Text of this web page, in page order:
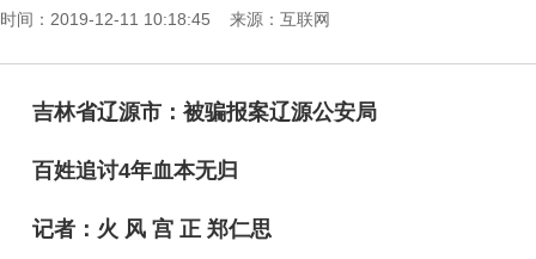
时间：2019-12-11 10:18:45 来源： 互联网
吉林省辽源市： 被骗报案辽源公安局
百姓追讨4年血本无归
记者：火 风 宫 正 郑仁思